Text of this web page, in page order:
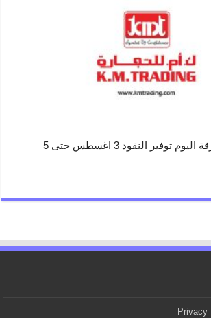
عروض كي إم الشارقة اليوم توفير النقود 3 اغسطس حتى 5